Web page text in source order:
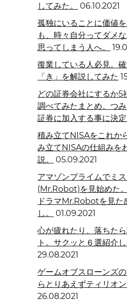
してみた。
06.10.2021
孤独にいることに価値
も、時々自分ってダメ
思ってしまう人へ。
復業している人必見。
「き」を解説してみた
どの証券会社にするか5
調べてみたまとめ。つ
証券に加入する事に決定
積み立てNISAをこれか
み立てNISAの仕組みを
説。
05.09.2021
アマゾンプライムでミ
(Mr.Robot)を見始めた
ドラマMr.Robotを見た
し。
01.09.2021
心が疲れたり、落ちた
ト。サクッと６選紹介し
29.08.2021
ゲームオブスローンズ
らとりあえずティリオ
26.08.2021